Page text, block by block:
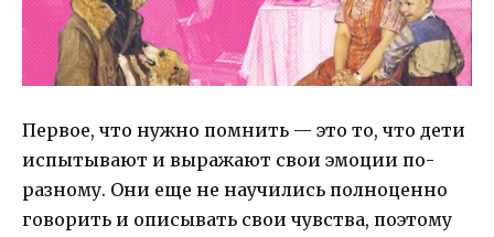
Первое, что нужно помнить — это то, что дети
испытывают и выражают свои эмоции по-
разному. Они еще не научились полноценно
говорить и описывать свои чувства, поэтому